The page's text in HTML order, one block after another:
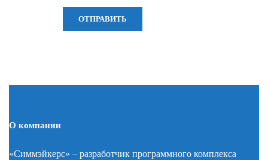
О компании
«Симмэйкерс» – разработчик программного комплекса